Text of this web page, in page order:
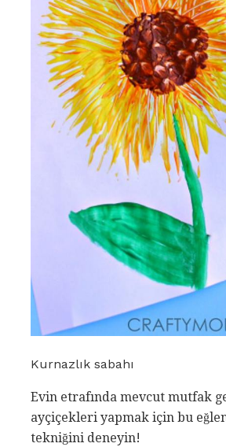
Kurnazlık sabahı
Evin etrafında mevcut mutfak
ayçiçekleri yapmak için bu
tekniğini deneyin!